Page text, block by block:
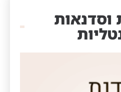
וסדנאות